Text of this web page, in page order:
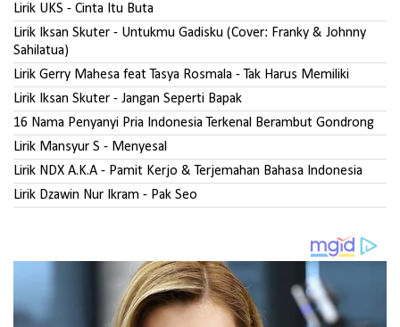
Lirik UKS - Cinta Itu Buta
Lirik Iksan Skuter - Untukmu Gadisku (Cover: Franky & Johnny
Sahilatua)
Lirik Gerry Mahesa feat Tasya Rosmala - Tak Harus Memiliki
Lirik Iksan Skuter - Jangan Seperti Bapak
16 Nama Penyanyi Pria Indonesia Terkenal Berambut Gondrong
Lirik Mansyur S - Menyesal
Lirik NDX A.K.A - Pamit Kerjo & Terjemahan Bahasa Indonesia
Lirik Dzawin Nur Ikram - Pak Seo